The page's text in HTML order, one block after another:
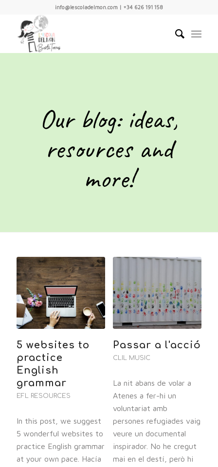
info@lescoladelmon.com | +34 626 191 158
Our blog: ideas,
resources and
more!
5 websites to
practice
English
grammar
EFL RESOURCES
In this post, we suggest
5 wonderful websites to
practice English grammar
at your own pace. Hacía
Passar a l'acció
CLIL MUSIC
La nit abans de volar a
Atenes a fer-hi un
voluntariat amb
persones refugiades vaig
veure un documental
inspirador. No he cregut
mai en el destí, però hi